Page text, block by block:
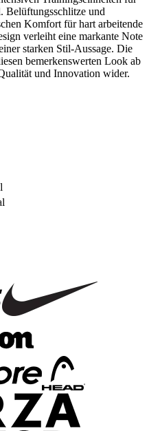
Belüftungsschlitze und
Komfort für hart arbeitende
verleiht eine markante Note
starken Stil-Aussage. Die
bemerkenswerten Look ab
und Innovation wider.